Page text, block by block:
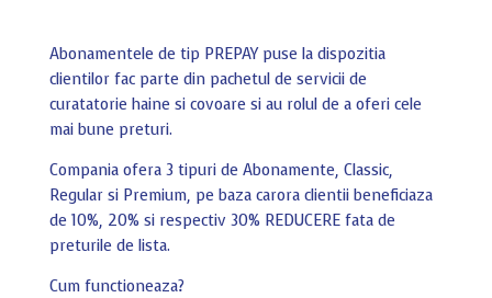
Abonamentele de tip PREPAY puse la dispozitia
clientilor fac parte din pachetul de servicii de
curatatorie haine si covoare si au rolul de a oferi cele
mai bune preturi.
Compania ofera 3 tipuri de Abonamente, Classic,
Regular si Premium, pe baza carora clientii beneficiaza
de 10%, 20% si respectiv 30% REDUCERE fata de
preturile de lista.
Cum functioneaza?